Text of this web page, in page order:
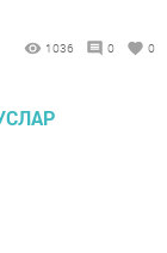
1036 0 0